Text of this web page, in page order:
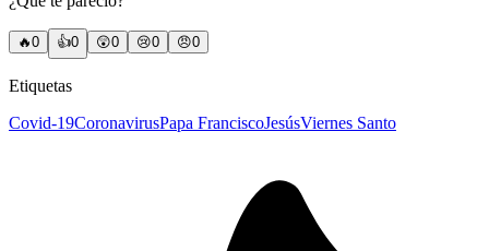
🔥0 👍0 😲0 😢0 😠0
Etiquetas
Covid-19CoronavirusPapa FranciscoJesúsViernes Santo